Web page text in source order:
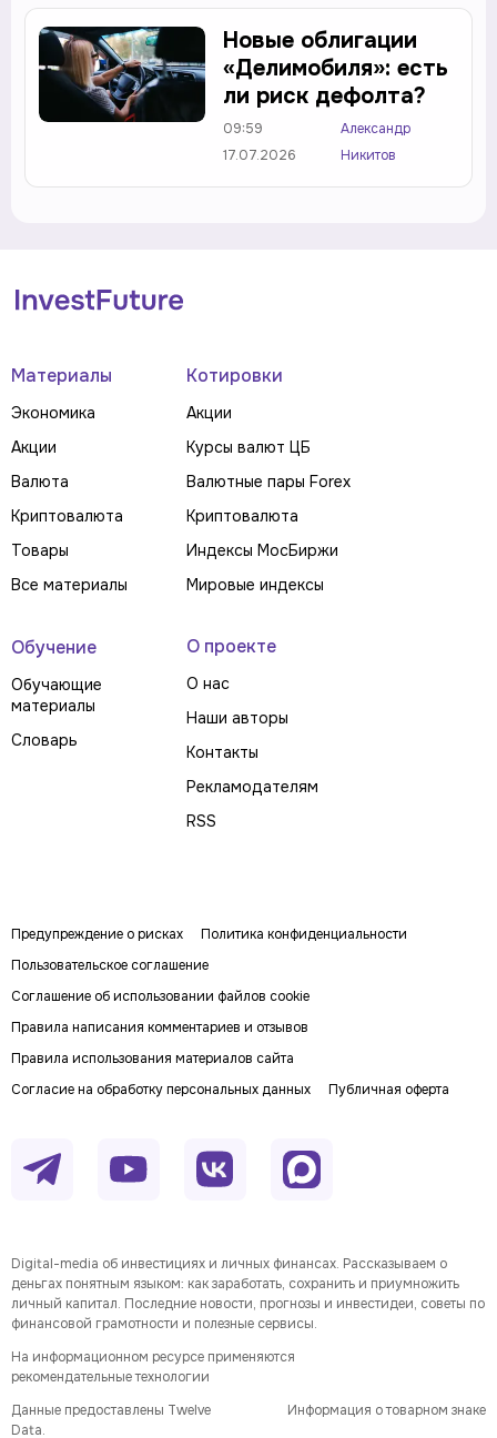
Новые облигации
«Делимобиля»: есть
ли риск дефолта?
09:59
17.07.2026
Александр
Никитов
Материалы
Экономика
Акции
Валюта
Криптовалюта
Товары
Все материалы
Котировки
Акции
Курсы валют ЦБ
Валютные пары Forex
Криптовалюта
Индексы МосБиржи
Мировые индексы
Обучение
Обучающие
материалы
Словарь
О проекте
О нас
Наши авторы
Контакты
Рекламодателям
RSS
Предупреждение о рисках
Политика конфиденциальности
Пользовательское соглашение
Соглашение об использовании файлов cookie
Правила написания комментариев и отзывов
Правила использования материалов сайта
Согласие на обработку персональных данных
Публичная оферта
Digital-media об инвестициях и личных финансах. Рассказываем о
деньгах понятным языком: как заработать, сохранить и приумножить
личный капитал. Последние новости, прогнозы и инвестидеи, советы по
финансовой грамотности и полезные сервисы.
На информационном ресурсе применяются
рекомендательные технологии
Данные предоставлены Twelve
Data.
Информация о товарном знаке